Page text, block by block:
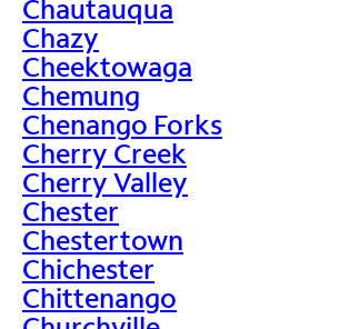
Chautauqua
Chazy
Cheektowaga
Chemung
Chenango Forks
Cherry Creek
Cherry Valley
Chester
Chestertown
Chichester
Chittenango